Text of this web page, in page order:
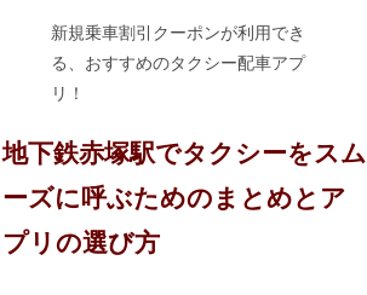
新規乗車割引クーポンが利用でき
る、おすすめのタクシー配車アプ
リ！
地下鉄赤塚駅でタクシーをスム
ーズに呼ぶためのまとめとア
プリの選び方